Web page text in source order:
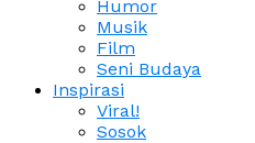
Humor
Musik
Film
Seni Budaya
Inspirasi
Viral!
Sosok